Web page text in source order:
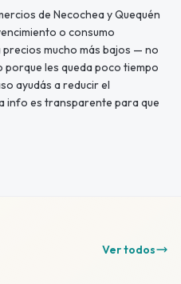
de Necochea y Quequén
o consumo
mucho más bajos — no
les queda poco tiempo
ayudás a reducir el
info es transparente para que
Ver todos